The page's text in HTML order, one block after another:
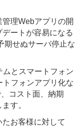
理Webアプリの開
ートが容易になる
期せぬサーバ停止な
とスマートフォン
フォンアプリ化な
コスト面、納期
す。
たお客様に対して